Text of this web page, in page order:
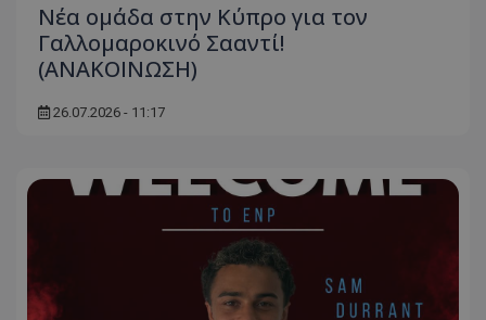
Νέα ομάδα στην Κύπρο για τον
Γαλλομαροκινό Σααντί!
(ΑΝΑΚΟΙΝΩΣΗ)
26.07.2026 - 11:17